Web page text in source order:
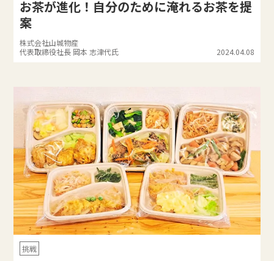
お茶が進化！自分のために淹れるお茶を提
案
株式会社山城物産
代表取締役社長 岡本 志津代氏
2024.04.08
挑戦